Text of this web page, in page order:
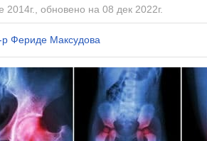
2014г., обновено на 08 дек 2022г.
р Фериде Максудова